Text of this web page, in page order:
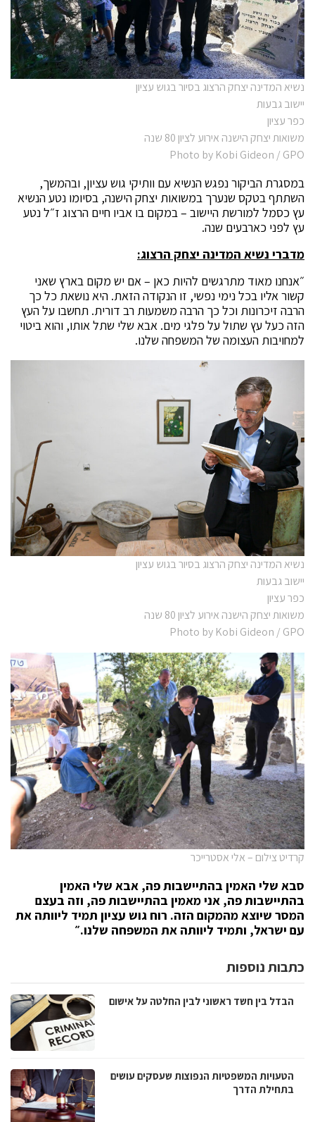
נשיא המדינה יצחק הרצוג בסיור בגוש עציון
יישוב גבעות
כפר עציון
משואות יצחק הישנה אירוע לציון 80 שנה
Photo by Kobi Gideon / GPO
במסגרת הביקור נפגש הנשיא עם וותיקי גוש עציון, ובהמשך,
השתתף בטקס שנערך במשואות יצחק הישנה, בסיומו נטע הנשיא
עץ כסמל למורשת היישוב – במקום בו אביו חיים הרצוג ז״ל נטע
עץ לפני כארבעים שנה.
מדברי נשיא המדינה יצחק הרצוג:
״אנחנו מאוד מתרגשים להיות כאן – אם יש מקום בארץ שאני
קשור אליו בכל נימי נפשי, זו הנקודה הזאת. היא נושאת כל כך
הרבה זיכרונות וכל כך הרבה משמעות רב דורית. תחשבו על העץ
הזה כעל עץ שתול על פלגי מים. אבא שלי שתל אותו, והוא ביטוי
למחויבות העצומה של המשפחה שלנו.
נשיא המדינה יצחק הרצוג בסיור בגוש עציון
יישוב גבעות
כפר עציון
משואות יצחק הישנה אירוע לציון 80 שנה
Photo by Kobi Gideon / GPO
קרדיט צילום – אלי אסטרייכר
סבא שלי האמין בהתיישבות פה, אבא שלי האמין
בהתיישבות פה, אני מאמין בהתיישבות פה, וזה בעצם
המסר שיוצא מהמקום הזה. רוח גוש עציון תמיד ליוותה את
עם ישראל, ותמיד ליוותה את המשפחה שלנו.״
כתבות נוספות
הבדל בין חשד ראשוני לבין החלטה על אישום
הטעויות המשפטיות הנפוצות שעסקים עושים
בתחילת הדרך